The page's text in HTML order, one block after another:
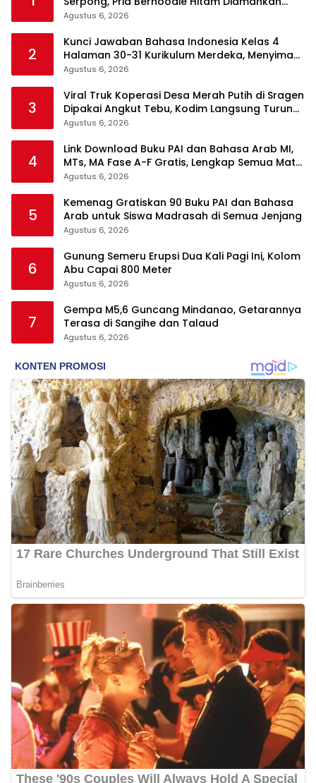
Warga dan Polisi
Agustus 6, 2026
2
Kunci Jawaban Bahasa Indonesia Kelas 4
Halaman 30-31 Kurikulum Merdeka, Menyimak
Teks Kepala Suku Len
Agustus 6, 2026
3
Viral Truk Koperasi Desa Merah Putih di Sragen
Dipakai Angkut Tebu, Kodim Langsung Turun
Tangan
Agustus 6, 2026
4
Link Download Buku PAI dan Bahasa Arab MI,
MTs, MA Fase A-F Gratis, Lengkap Semua Mata
Pelajaran
Agustus 6, 2026
5
Kemenag Gratiskan 90 Buku PAI dan Bahasa
Arab untuk Siswa Madrasah di Semua Jenjang
Agustus 6, 2026
6
Gunung Semeru Erupsi Dua Kali Pagi Ini, Kolom
Abu Capai 800 Meter
Agustus 6, 2026
7
Gempa M5,6 Guncang Mindanao, Getarannya
Terasa di Sangihe dan Talaud
Agustus 6, 2026